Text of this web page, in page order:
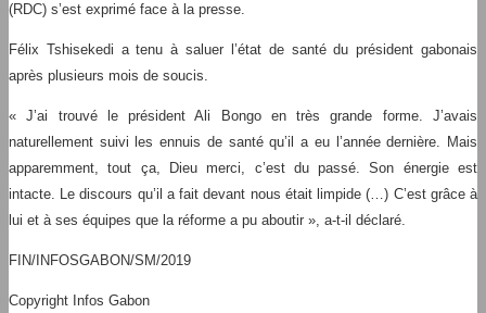
(RDC) s’est exprimé face à la presse.
Félix Tshisekedi a tenu à saluer l’état de santé du président gabonais
après plusieurs mois de soucis.
« J’ai trouvé le président Ali Bongo en très grande forme. J’avais
naturellement suivi les ennuis de santé qu’il a eu l’année dernière. Mais
apparemment, tout ça, Dieu merci, c’est du passé. Son énergie est
intacte. Le discours qu’il a fait devant nous était limpide (…) C’est grâce à
lui et à ses équipes que la réforme a pu aboutir », a-t-il déclaré.
FIN/INFOSGABON/SM/2019
Copyright Infos Gabon